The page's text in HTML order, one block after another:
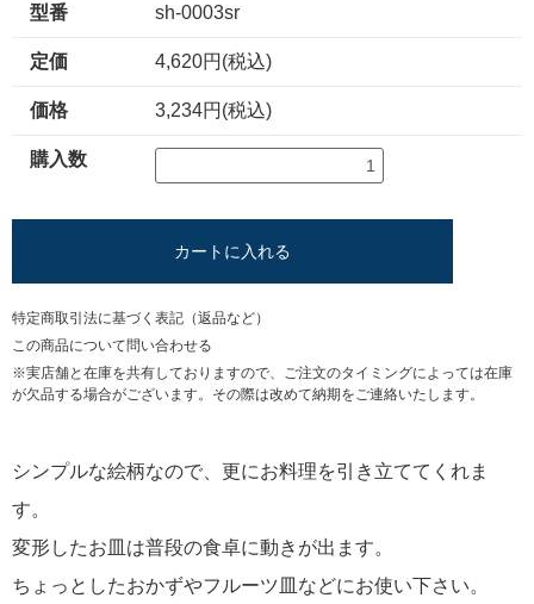
型番 sh-0003sr
定価 4,620円(税込)
価格 3,234円(税込)
購入数
カートに入れる
特定商取引法に基づく表記（返品など）
この商品について問い合わせる
※実店舗と在庫を共有しておりますので、ご注文のタイミングによっては在庫
が欠品する場合がございます。その際は改めて納期をご連絡いたします。
シンプルな絵柄なので、更にお料理を引き立ててくれま
す。
変形したお皿は普段の食卓に動きが出ます。
ちょっとしたおかずやフルーツ皿などにお使い下さい。